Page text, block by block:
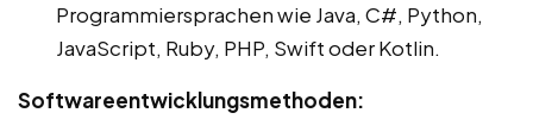
Programmiersprachen wie Java, C#, Python,
JavaScript, Ruby, PHP, Swift oder Kotlin.
Softwareentwicklungsmethoden: